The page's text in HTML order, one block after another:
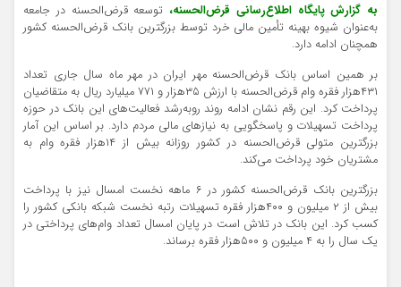
به گزارش پایگاه اطلاع‌رسانی قرض‌الحسنه، توسعه قرض‌الحسنه در جامعه
به‌عنوان شیوه بهینه تأمین مالی خرد توسط بزرگترین بانک قرض‌الحسنه کشور
همچنان ادامه دارد.
بر همین اساس بانک قرض‌الحسنه مهر ایران در مهر ماه سال جاری تعداد
۴۳۱هزار فقره وام قرض‌الحسنه با ارزش ۳۵هزار و ۷۷۱ میلیارد ریال به متقاضیان
پرداخت کرد. این رقم نشان ادامه روند روبه‌رشد فعالیت‌های این بانک در حوزه
پرداخت تسهیلات و پاسخگویی به نیازهای مالی مردم دارد. بر اساس این آمار
بزرگترین متولی قرض‌الحسنه در کشور روزانه بیش از ۱۴هزار فقره وام به
مشتریان خود پرداخت می‌کند.
بزرگترین بانک قرض‌الحسنه کشور در ۶ ماهه نخست امسال نیز با پرداخت
بیش از ۲ میلیون و ۴۰۰هزار فقره تسهیلات رتبه نخست شبکه بانکی کشور را
کسب کرد. این بانک در تلاش است در پایان امسال تعداد وام‌های پرداختی در
یک سال را به ۴ میلیون و ۵۰۰هزار فقره برساند.